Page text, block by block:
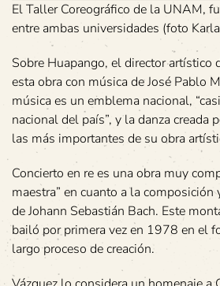
El Taller Coreográfico de la UNAM,
entre ambas universidades (foto
Sobre Huapango, el director artístico
esta obra con música de José Pablo
música es un emblema nacional,
nacional del país”, y la danza creada
las más importantes de su obra
Concierto en re es una obra muy
maestra” en cuanto a la
de Johann Sebastián Bach. Este
bailó por primera vez en 1978 en el
largo proceso de creación.